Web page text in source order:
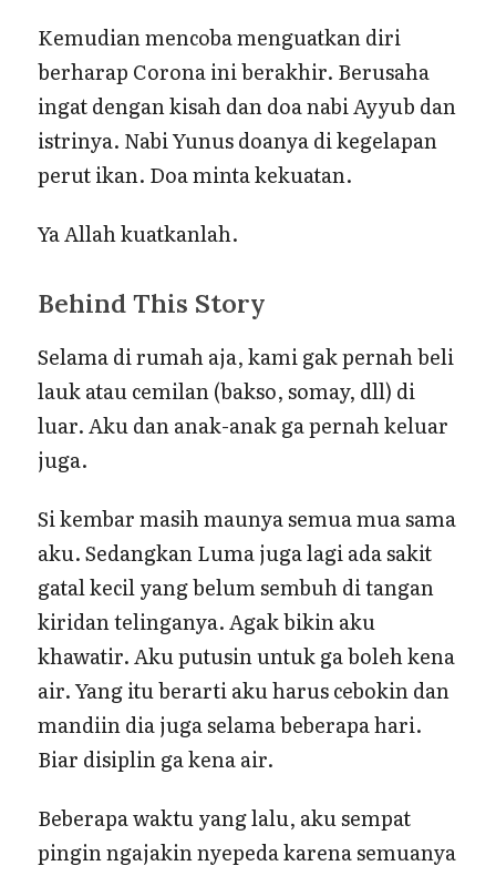
Kemudian mencoba menguatkan diri
berharap Corona ini berakhir. Berusaha
ingat dengan kisah dan doa nabi Ayyub dan
istrinya. Nabi Yunus doanya di kegelapan
perut ikan. Doa minta kekuatan.
Ya Allah kuatkanlah.
Behind This Story
Selama di rumah aja, kami gak pernah beli
lauk atau cemilan (bakso, somay, dll) di
luar. Aku dan anak-anak ga pernah keluar
juga.
Si kembar masih maunya semua mua sama
aku. Sedangkan Luma juga lagi ada sakit
gatal kecil yang belum sembuh di tangan
kiridan telinganya. Agak bikin aku
khawatir. Aku putusin untuk ga boleh kena
air. Yang itu berarti aku harus cebokin dan
mandiin dia juga selama beberapa hari.
Biar disiplin ga kena air.
Beberapa waktu yang lalu, aku sempat
pingin ngajakin nyepeda karena semuanya